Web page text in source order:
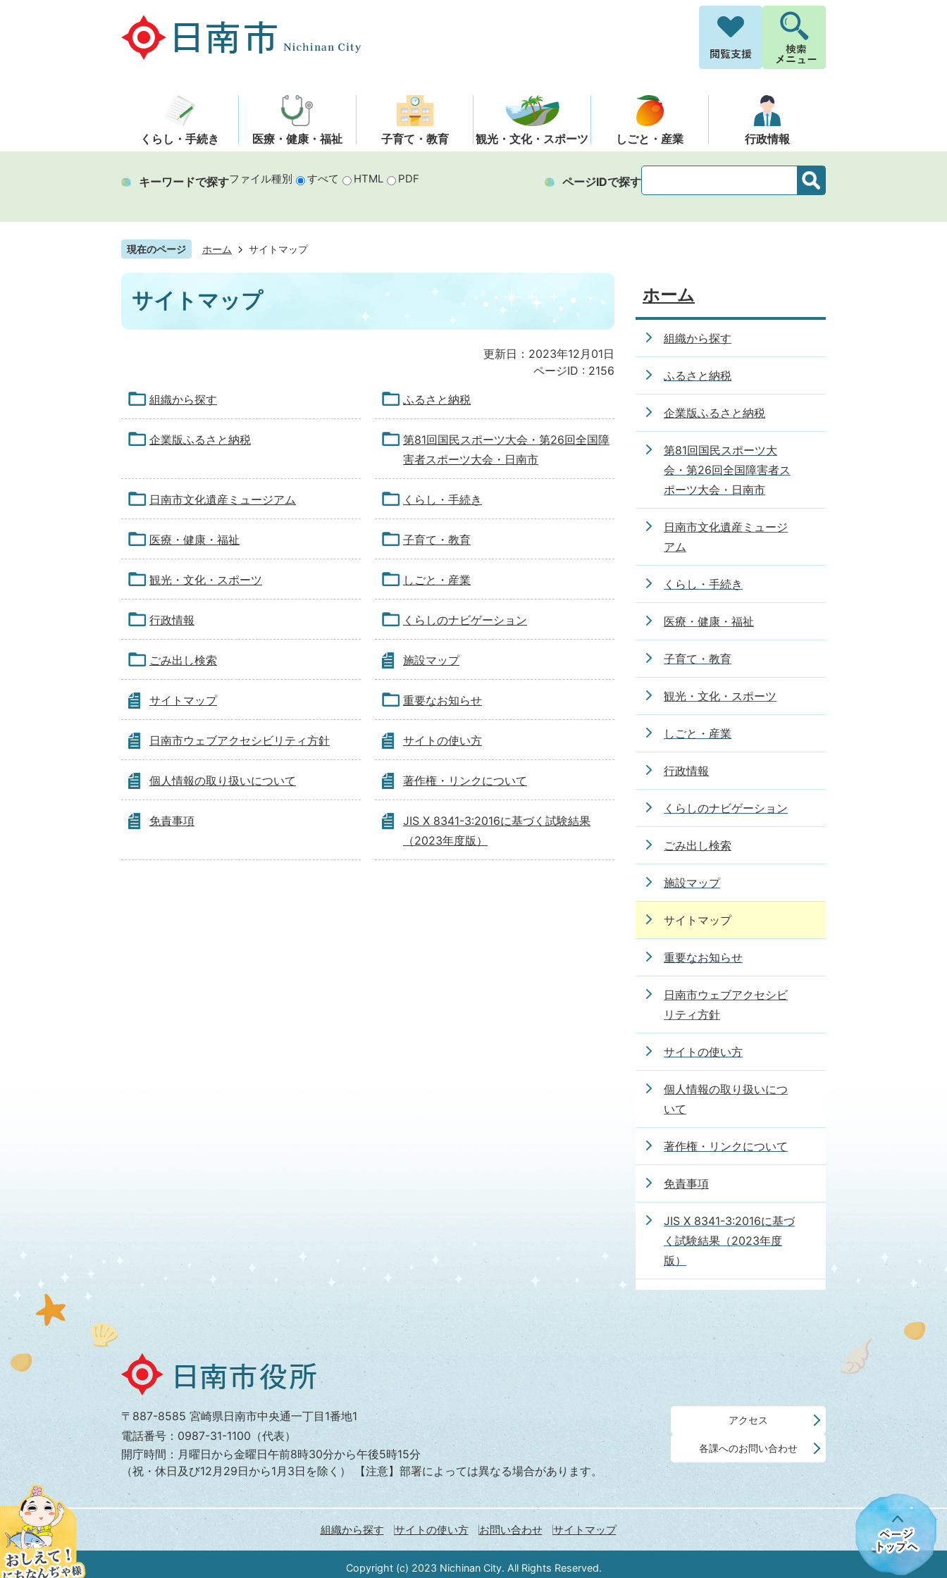
くらし・手続き 医療・健康・福祉 子育て・教育 観光・文化・スポーツ しごと・産業 行政情報
キーワードで探すファイル種別 すべて HTML PDF ページIDで探す
現在のページ ホーム サイトマップ
サイトマップ
更新日：2023年12月01日
ページID : 2156
組織から探す ふるさと納税
企業版ふるさと納税
第81回国民スポーツ大会・第26回全国障
害者スポーツ大会・日南市
日南市文化遺産ミュージアム くらし・手続き
医療・健康・福祉 子育て・教育
観光・文化・スポーツ しごと・産業
行政情報 くらしのナビゲーション
ごみ出し検索 施設マップ
サイトマップ 重要なお知らせ
日南市ウェブアクセシビリティ方針 サイトの使い方
個人情報の取り扱いについて 著作権・リンクについて
免責事項
JIS X 8341-3:2016に基づく試験結果
（2023年度版）
ホーム
組織から探す
ふるさと納税
企業版ふるさと納税
第81回国民スポーツ大
会・第26回全国障害者ス
ポーツ大会・日南市
日南市文化遺産ミュージ
アム
くらし・手続き
医療・健康・福祉
子育て・教育
観光・文化・スポーツ
しごと・産業
行政情報
くらしのナビゲーション
ごみ出し検索
施設マップ
サイトマップ
重要なお知らせ
日南市ウェブアクセシビ
リティ方針
サイトの使い方
個人情報の取り扱いにつ
いて
著作権・リンクについて
免責事項
JIS X 8341-3:2016に基づ
く試験結果（2023年度
版）
日
南
役
所
〒887-8585 宮崎県日南市中央通一丁目1番地1
電話番号：0987-31-1100（代表）
開庁時間：月曜日から金曜日午前8時30分から午後5時15分
（祝・休日及び12月29日から1月3日を除く）
【注意】部署によっては異なる場合があります。
アクセス
各課へのお問い合わせ
組織から探す サイトの使い方 お問い合わせ サイトマップ
Copyright (c) 2023 Nichinan City. All Rights Reserved.